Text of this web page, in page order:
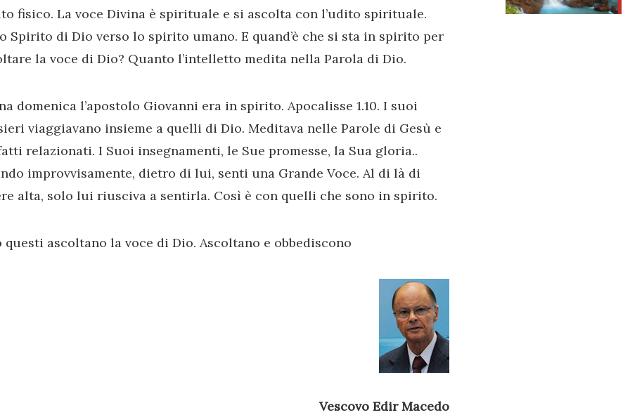
fisico. La voce Divina è spirituale e si ascolta con l’udito spirituale.
Spirito di Dio verso lo spirito umano. E quand’è che si sta in spirito per
la voce di Dio? Quanto l’intelletto medita nella Parola di Dio.
domenica l’apostolo Giovanni era in spirito. Apocalisse 1.10. I suoi
viaggiavano insieme a quelli di Dio. Meditava nelle Parole di Gesù e
relazionati. I Suoi insegnamenti, le Sue promesse, la Sua gloria..
improvvisamente, dietro di lui, senti una Grande Voce. Al di là di
alta, solo lui riusciva a sentirla. Così è con quelli che sono in spirito.
questi ascoltano la voce di Dio. Ascoltano e obbediscono
Vescovo Edir Macedo